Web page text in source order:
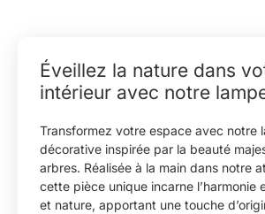
Éveillez la nature dans
intérieur avec notre
Transformez votre espace avec notre
décorative inspirée par la beauté
arbres. Réalisée à la main dans notre
cette pièce unique incarne l’harmonie
et nature, apportant une touche